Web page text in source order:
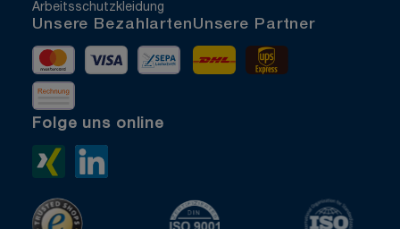
Arbeitsschutzkleidung
Unsere Bezahlarten
MastercardVisa Vorkasse
Rechnung
Unsere Partner
DHL
Folge uns online
Xing>
ISO 9001 zertifiziert